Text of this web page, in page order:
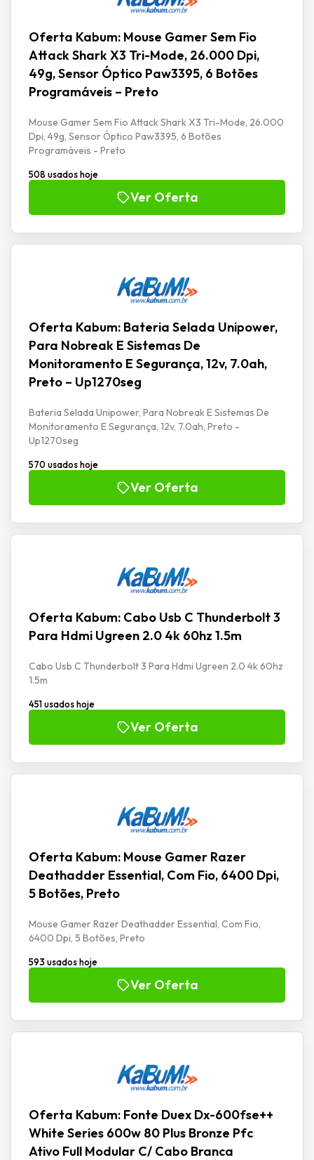
Oferta Kabum: Mouse Gamer Sem Fio
Attack Shark X3 Tri-Mode, 26.000 Dpi,
49g, Sensor Óptico Paw3395, 6 Botões
Programáveis – Preto
Mouse Gamer Sem Fio Attack Shark X3 Tri-Mode, 26.000
Dpi, 49g, Sensor Óptico Paw3395, 6 Botões
Programáveis - Preto
508 usados hoje
Ver Oferta
Oferta Kabum: Bateria Selada Unipower,
Para Nobreak E Sistemas De
Monitoramento E Segurança, 12v, 7.0ah,
Preto – Up1270seg
Bateria Selada Unipower, Para Nobreak E Sistemas De
Monitoramento E Segurança, 12v, 7.0ah, Preto -
Up1270seg
570 usados hoje
Ver Oferta
Oferta Kabum: Cabo Usb C Thunderbolt 3
Para Hdmi Ugreen 2.0 4k 60hz 1.5m
Cabo Usb C Thunderbolt 3 Para Hdmi Ugreen 2.0 4k 60hz
1.5m
451 usados hoje
Ver Oferta
Oferta Kabum: Mouse Gamer Razer
Deathadder Essential, Com Fio, 6400 Dpi,
5 Botões, Preto
Mouse Gamer Razer Deathadder Essential, Com Fio,
6400 Dpi, 5 Botões, Preto
593 usados hoje
Ver Oferta
Oferta Kabum: Fonte Duex Dx-600fse++
White Series 600w 80 Plus Bronze Pfc
Ativo Full Modular C/ Cabo Branca